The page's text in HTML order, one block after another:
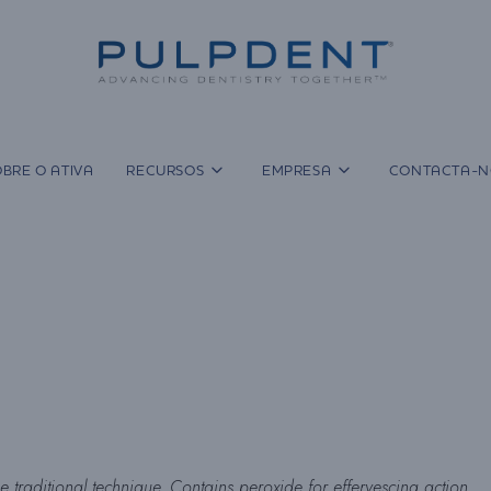
O ATIVA RECURSOS EMPRESA CONTACTA-